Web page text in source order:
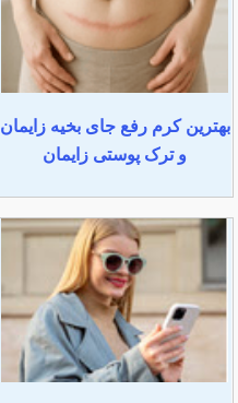
بهترین کرم رفع جای بخیه زایمان
و ترک پوستی زایمان